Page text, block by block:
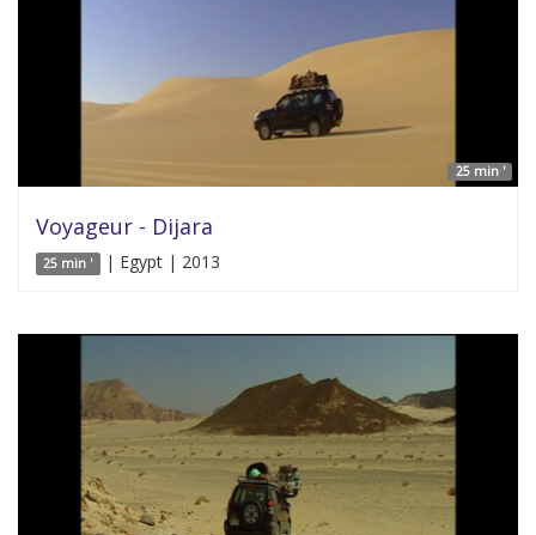
25 min '
Voyageur - Dijara
25 min ' | Egypt | 2013